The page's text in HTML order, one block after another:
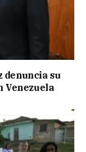
su
Venezuela